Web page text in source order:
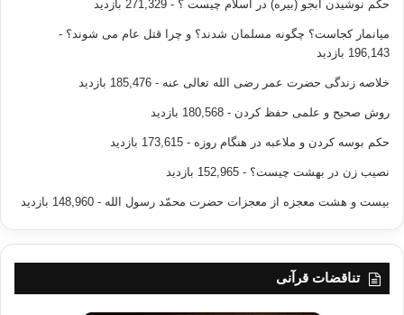
حکم نوشیدن آبجو (بیره) در اسلام چیست ؟ - 271,329 بازدید
میانمار کجاست؟ چگونه مسلمان شدند؟ و چرا قتل عام می شوند؟ -
196,143 بازدید
خلاصه زندگی حضرت عمر رضی الله تعالی عنه - 185,476 بازدید
روش صحیح و علمی حفظ کردن - 180,568 بازدید
حکم بوسه کردن و ملاعبه در هنگام روزه - 173,615 بازدید
نصیب زن در بهشت چیست؟ - 152,965 بازدید
بیست و هشت معجزه از معجزات حضرت محمّد رسول الله - 148,960 بازدید
تناقضات قرآنی